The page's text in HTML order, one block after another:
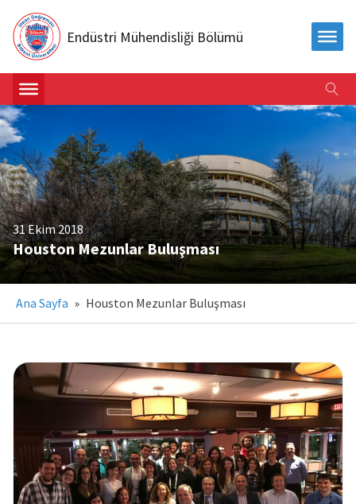
Endüstri Mühendisliği Bölümü
31 Ekim 2018
Houston Mezunlar Buluşması
Ana Sayfa » Houston Mezunlar Buluşması